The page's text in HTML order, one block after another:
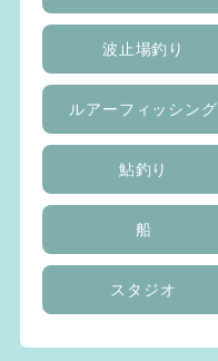
波止場釣り
ルアーフィッシング
鮎釣り
船
スタジオ